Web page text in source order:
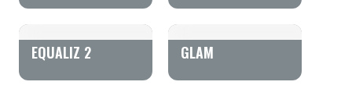
EQUALIZ 2 GLAM